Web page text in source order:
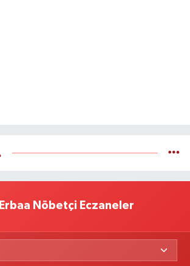
Nöbetçi Eczaneler